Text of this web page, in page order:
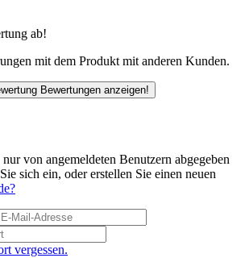
ab!
mit dem Produkt mit anderen Kunden.
Bewertungen anzeigen!
von angemeldeten Benutzern abgegeben
sich ein, oder erstellen Sie einen neuen
vergessen.